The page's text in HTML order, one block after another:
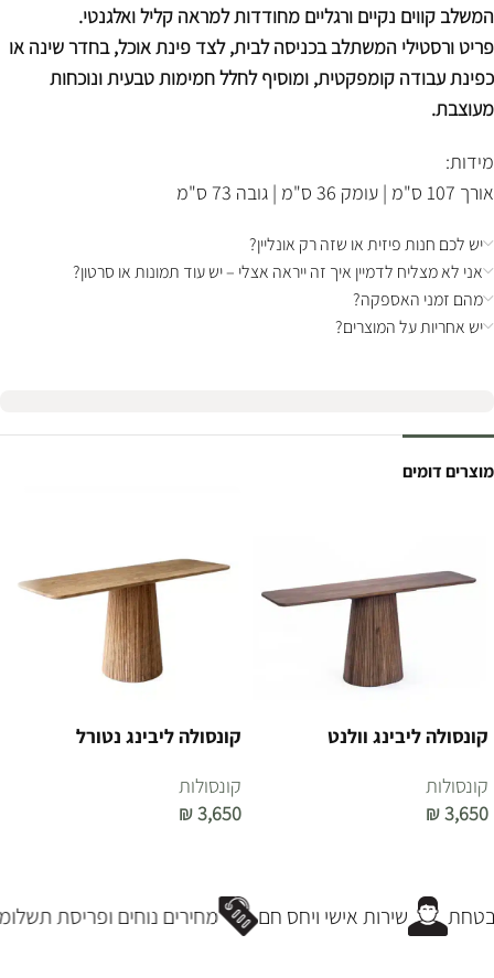
המשלב קווים נקיים ורגליים מחודדות למראה קליל ואלגנטי.
פריט ורסטילי המשתלב בכניסה לבית, לצד פינת אוכל, בחדר שינה או
כפינת עבודה קומפקטית, ומוסיף לחלל חמימות טבעית ונוכחות
מעוצבת.
מידות:
אורך 107 ס"מ | עומק 36 ס"מ | גובה 73 ס"מ
יש לכם חנות פיזית או שזה רק אונליין?
אני לא מצליח לדמיין איך זה ייראה אצלי – יש עוד תמונות או סרטון?
מהם זמני האספקה?
יש אחריות על המוצרים?
מוצרים דומים
קונסולה ליבינג וולנט
קונסולות
₪3,650
קונסולה ליבינג נטורל
קונסולות
₪3,650
מחירים נוחים ופריסת שירות אישי ויחס חם